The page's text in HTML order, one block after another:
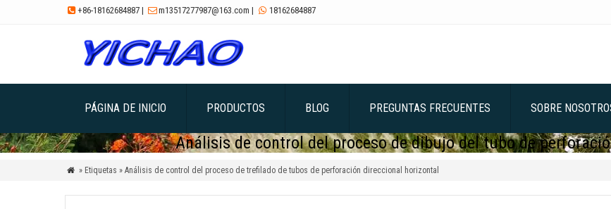
 +86-18162684887 | m13517277987@163.com |  18162684887
PÁGINA DE INICIO PRODUCTOS BLOG PREGUNTAS FRECUENTES SOBRE
Análisis de control del proceso de dibujo del tubo de
 » Etiquetas » Análisis de control del proceso de trefilado de tubos de perforación direccional horizontal